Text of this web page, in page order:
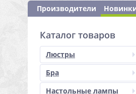
Производители
Каталог товаров
Люстры
Бра
Настольные лампы